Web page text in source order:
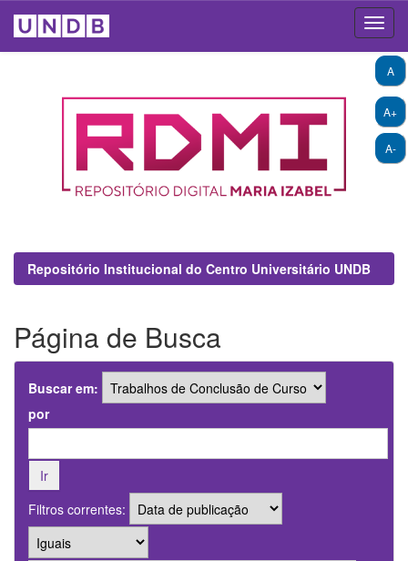
A+
A-
A
Repositório Institucional do Centro Universitário UNDB
Página de Busca
Buscar em:
por
Filtros correntes: